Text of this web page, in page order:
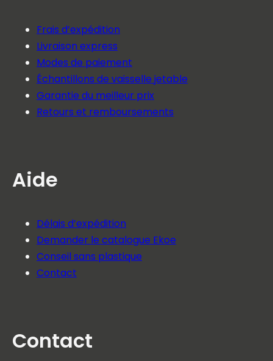
Frais d’expédition
Livraison express
Modes de paiement
Échantillons de vaisselle jetable
Garantie du meilleur prix
Retours et remboursements
Aide
Délais d’expédition
Demander le catalogue Ekoe
Conseil sans plastique
Contact
Contact